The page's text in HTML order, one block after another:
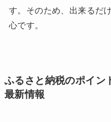
す。そのため、出来るだ
心です。
ふるさと納税のポイン
最新情報